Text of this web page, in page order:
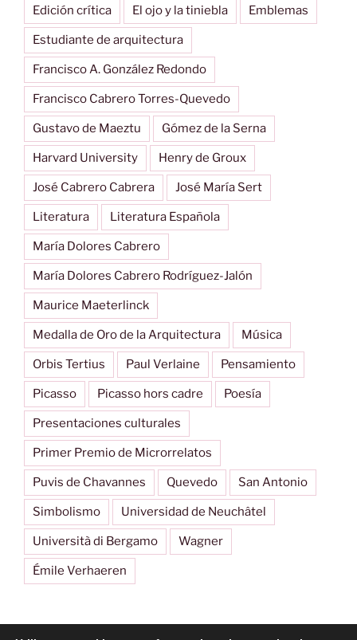
Edición crítica El ojo y la tiniebla Emblemas
Estudiante de arquitectura
Francisco A. González Redondo
Francisco Cabrero Torres-Quevedo
Gustavo de Maeztu Gómez de la Serna
Harvard University Henry de Groux
José Cabrero Cabrera José María Sert
Literatura Literatura Española
María Dolores Cabrero
María Dolores Cabrero Rodríguez-Jalón
Maurice Maeterlinck
Medalla de Oro de la Arquitectura Música
Orbis Tertius Paul Verlaine Pensamiento
Picasso Picasso hors cadre Poesía
Presentaciones culturales
Primer Premio de Microrrelatos
Puvis de Chavannes Quevedo San Antonio
Simbolismo Universidad de Neuchâtel
Università di Bergamo Wagner
Émile Verhaeren